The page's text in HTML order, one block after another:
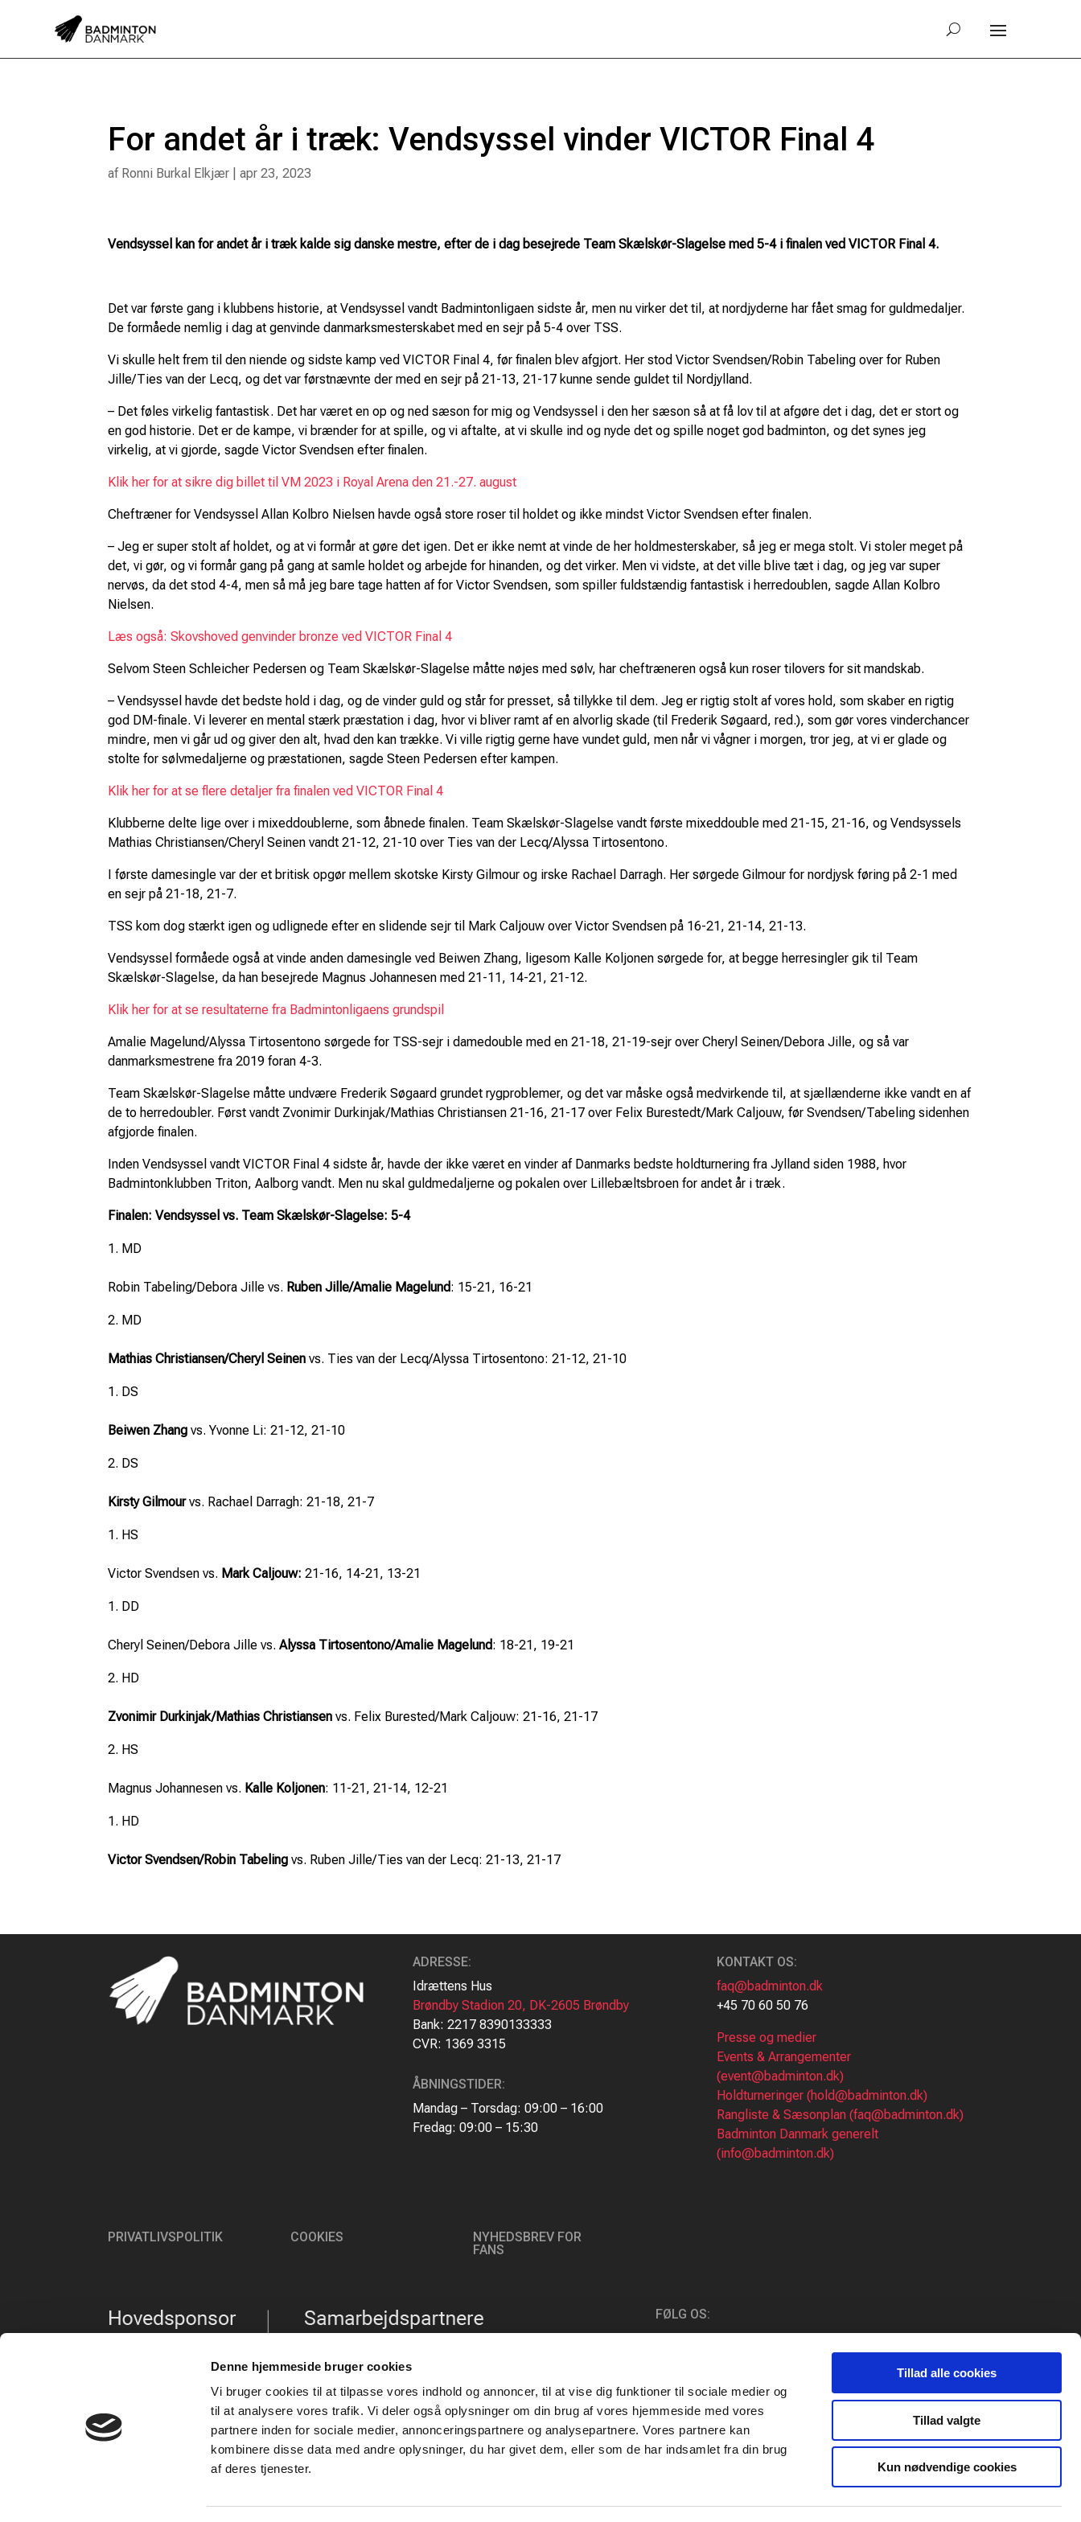
Denne hjemmeside bruger cookies
Vi bruger cookies til at tilpasse vores indhold og annoncer, til at vise dig funktioner til sociale medier og
til at analysere vores trafik. Vi deler også oplysninger om din brug af vores hjemmeside med vores
partnere inden for sociale medier, annonceringspartnere og analysepartnere. Vores partnere kan
kombinere disse data med andre oplysninger, du har givet dem, eller som de har indsamlet fra din brug
af deres tjenester.
Tillad alle cookies
Tillad valgte
Kun nødvendige cookies
For andet år i træk: Vendsyssel vinder VICTOR Final 4
af Ronni Burkal Elkjær |apr 23, 2023
Vendsyssel kan for andet år i træk kalde sig danske mestre, efter de i dag besejrede Team Skælskør-Slagelse med 5-4 i finalen ved VICTOR Final 4.
Det var første gang i klubbens historie, at Vendsyssel vandt Badmintonligaen sidste år, men nu virker det til, at nordjyderne har fået smag for guldmedaljer.
De formåede nemlig i dag at genvinde danmarksmesterskabet med en sejr på 5-4 over TSS.
Vi skulle helt frem til den niende og sidste kamp ved VICTOR Final 4, før finalen blev afgjort. Her stod Victor Svendsen/Robin Tabeling over for Ruben
Jille/Ties van der Lecq, og det var førstnævnte der med en sejr på 21-13, 21-17 kunne sende guldet til Nordjylland.
– Det føles virkelig fantastisk. Det har været en op og ned sæson for mig og Vendsyssel i den her sæson så at få lov til at afgøre det i dag, det er stort og
en god historie. Det er de kampe, vi brænder for at spille, og vi aftalte, at vi skulle ind og nyde det og spille noget god badminton, og det synes jeg
virkelig, at vi gjorde, sagde Victor Svendsen efter finalen.
Klik her for at sikre dig billet til VM 2023 i Royal Arena den 21.-27. august
Cheftræner for Vendsyssel Allan Kolbro Nielsen havde også store roser til holdet og ikke mindst Victor Svendsen efter finalen.
– Jeg er super stolt af holdet, og at vi formår at gøre det igen. Det er ikke nemt at vinde de her holdmesterskaber, så jeg er mega stolt. Vi stoler meget på
det, vi gør, og vi formår gang på gang at samle holdet og arbejde for hinanden, og det virker. Men vi vidste, at det ville blive tæt i dag, og jeg var super
nervøs, da det stod 4-4, men så må jeg bare tage hatten af for Victor Svendsen, som spiller fuldstændig fantastisk i herredoublen, sagde Allan Kolbro
Nielsen.
Læs også: Skovshoved genvinder bronze ved VICTOR Final 4
Selvom Steen Schleicher Pedersen og Team Skælskør-Slagelse måtte nøjes med sølv, har cheftræneren også kun roser tilovers for sit mandskab.
– Vendsyssel havde det bedste hold i dag, og de vinder guld og står for presset, så tillykke til dem. Jeg er rigtig stolt af vores hold, som skaber en rigtig
god DM-finale. Vi leverer en mental stærk præstation i dag, hvor vi bliver ramt af en alvorlig skade (til Frederik Søgaard, red.), som gør vores vinderchancer
mindre, men vi går ud og giver den alt, hvad den kan trække. Vi ville rigtig gerne have vundet guld, men når vi vågner i morgen, tror jeg, at vi er glade og
stolte for sølvmedaljerne og præstationen, sagde Steen Pedersen efter kampen.
Klik her for at se flere detaljer fra finalen ved VICTOR Final 4
Klubberne delte lige over i mixeddoublerne, som åbnede finalen. Team Skælskør-Slagelse vandt første mixeddouble med 21-15, 21-16, og Vendsyssels
Mathias Christiansen/Cheryl Seinen vandt 21-12, 21-10 over Ties van der Lecq/Alyssa Tirtosentono.
I første damesingle var der et britisk opgør mellem skotske Kirsty Gilmour og irske Rachael Darragh. Her sørgede Gilmour for nordjysk føring på 2-1 med
en sejr på 21-18, 21-7.
TSS kom dog stærkt igen og udlignede efter en slidende sejr til Mark Caljouw over Victor Svendsen på 16-21, 21-14, 21-13.
Vendsyssel formåede også at vinde anden damesingle ved Beiwen Zhang, ligesom Kalle Koljonen sørgede for, at begge herresingler gik til Team
Skælskør-Slagelse, da han besejrede Magnus Johannesen med 21-11, 14-21, 21-12.
Klik her for at se resultaterne fra Badmintonligaens grundspil
Amalie Magelund/Alyssa Tirtosentono sørgede for TSS-sejr i damedouble med en 21-18, 21-19-sejr over Cheryl Seinen/Debora Jille, og så var
danmarksmestrene fra 2019 foran 4-3.
Team Skælskør-Slagelse måtte undvære Frederik Søgaard grundet rygproblemer, og det var måske også medvirkende til, at sjællænderne ikke vandt en af
de to herredoubler. Først vandt Zvonimir Durkinjak/Mathias Christiansen 21-16, 21-17 over Felix Burestedt/Mark Caljouw, før Svendsen/Tabeling sidenhen
afgjorde finalen.
Inden Vendsyssel vandt VICTOR Final 4 sidste år, havde der ikke været en vinder af Danmarks bedste holdturnering fra Jylland siden 1988, hvor
Badmintonklubben Triton, Aalborg vandt. Men nu skal guldmedaljerne og pokalen over Lillebæltsbroen for andet år i træk.
Finalen: Vendsyssel vs. Team Skælskør-Slagelse: 5-4
MD
Robin Tabeling/Debora Jille vs. Ruben Jille/Amalie Magelund: 15-21, 16-21
MD
Mathias Christiansen/Cheryl Seinen vs. Ties van der Lecq/Alyssa Tirtosentono: 21-12, 21-10
DS
Beiwen Zhang vs. Yvonne Li: 21-12, 21-10
DS
Kirsty Gilmourvs. Rachael Darragh: 21-18, 21-7
HS
Victor Svendsen vs. Mark Caljouw:21-16, 14-21, 13-21
DD
Cheryl Seinen/Debora Jille vs.Alyssa Tirtosentono/Amalie Magelund: 18-21, 19-21
HD
Zvonimir Durkinjak/Mathias Christiansen vs. Felix Burested/Mark Caljouw: 21-16, 21-17
HS
Magnus Johannesen vs. Kalle Koljonen: 11-21, 21-14, 12-21
HD
Victor Svendsen/Robin Tabeling vs. Ruben Jille/Ties van der Lecq: 21-13, 21-17
ADRESSE:
Idrættens Hus
Brøndby Stadion 20, DK-2605 Brøndby
Bank: 2217 8390133333
CVR: 1369 3315
ÅBNINGSTIDER:
Mandag – Torsdag: 09:00 – 16:00
Fredag: 09:00 – 15:30
KONTAKT OS:
faq@badminton.dk
+45 70 60 50 76
Presse og medier
Events & Arrangementer
(event@badminton.dk)
Holdturneringer (hold@badminton.dk)
Rangliste & Sæsonplan (faq@badminton.dk)
Badminton Danmark generelt
(info@badminton.dk)
PRIVATLIVSPOLITIK COOKIES
NYHEDSBREV FOR
FANS
FØLG OS: